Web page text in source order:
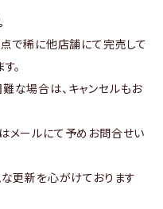
で稀に他店舗にて完売して
。
な場合は、キャンセルもお
メールにて予めお問合せい
更新を心がけております